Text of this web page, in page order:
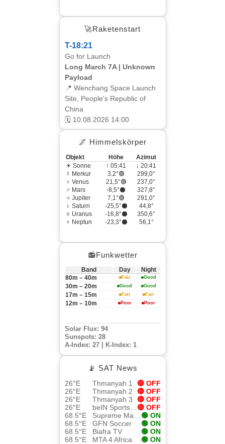
🚀Raketenstart
T-18:21
Go for Launch
Long March 7A | Unknown
Payload
📍 Wenchang Space Launch
Site, People's Republic of
China
🗓 10.08.2026 14:00
🌌 Himmelskörper
Objekt Höhe
Azimut
☀ Sonne
↑ 05:41
↓ 20:41
☿ Merkur
3,2°🟢
299,0°
♀ Venus
21,5°🟢
237,0°
♂ Mars
-8,5°⚫
327,8°
♃ Jupiter
7,1°🟢
291,0°
♄ Saturn
-25,5°⚫
44,8°
♅ Uranus
-16,8°⚫
350,6°
♆ Neptun
-23,3°⚫ 56,1°
📻Funkwetter
Band Day
Night
80m – 40m
Fair Good
30m – 20m Good Good
17m – 15m Fair Fair
12m – 10m Poor Poor
Solar Flux: 94
Sunspots: 28
A-Index: 27 | K-Index: 1
📡 SAT News
26°E Thmanyah 1
🔴 OFF
26°E
Thmanyah 2
🔴 OFF
26°E
Thmanyah 3
🔴 OFF
26°E
beIN Sports 4K 🔴 OFF
68.5°E
🟢 ON
68.5°E
GFN Soccer
🟢 ON
68.5°E
Biafra TV
🟢 ON
68.5°E
MTA 4 Africa 🟢 ON